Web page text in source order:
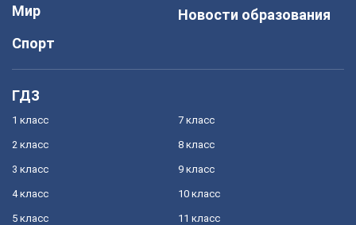
Мир
Спорт
Новости образования
ГДЗ
1 класс
2 класс
3 класс
4 класс
5 класс
7 класс
8 класс
9 класс
10 класс
11 класс